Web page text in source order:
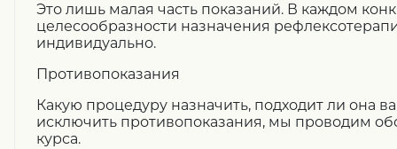
Это лишь малая часть показаний. В каждом
целесообразности назначения
индивидуально.
Противопоказания
Какую процедуру назначить, подходит ли она
исключить противопоказания, мы проводим
курса.